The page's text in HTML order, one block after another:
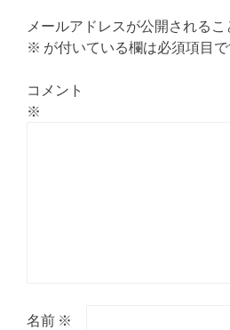
ョ
ン
メールアドレスが公開されるこ
※ が付いている欄は必須項目
コメント
※
名前 ※